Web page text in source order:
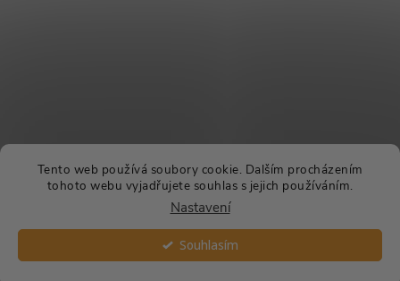
Tento web používá soubory cookie. Dalším procházením
tohoto webu vyjadřujete souhlas s jejich používáním.
Nastavení
Souhlasím
Vytvořil Shoptet
CHROAST.CZ. Všechna práva vyhrazena.